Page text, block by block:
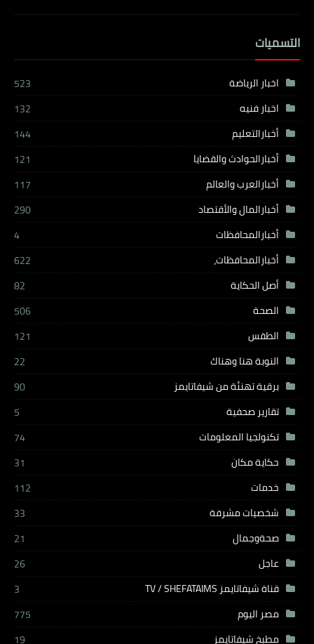
التسميات
اخبار الرياضة
523
اخبار فنيه
132
أخبارالتعليم
144
أخبارالحوادث والقضايا
121
أخبارالعرب والعالم
117
أخبارالمال والأقتصاد
290
أخبارالمحافظات
4
أخبارالمحافظات،
622
أصل الحكاية
82
الصحة
506
الطقس
121
النوبة هنا وهناك
22
برقية تهنئة من شيفاتايمز
90
تقارير صحفية
5
تكنولجيا المعلومات
74
حكاية مكان
31
خدمات
112
شخصيات مشرفة
33
صحةوجمال
21
عاجل
26
قناة شيفاتايمز TV / SHEFATAIMS
3
مصر اليوم
775
مطبخ شيفاتايمز
19